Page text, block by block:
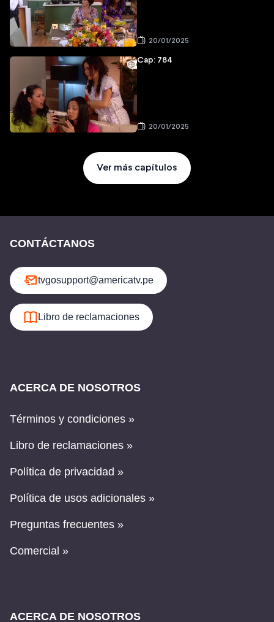
20/01/2025
Cap: 784
20/01/2025
Ver más capítulos
CONTÁCTANOS
tvgosupport@americatv.pe
Libro de reclamaciones
ACERCA DE NOSOTROS
Términos y condiciones »
Libro de reclamaciones »
Política de privacidad »
Política de usos adicionales »
Preguntas frecuentes »
Comercial »
ACERCA DE NOSOTROS